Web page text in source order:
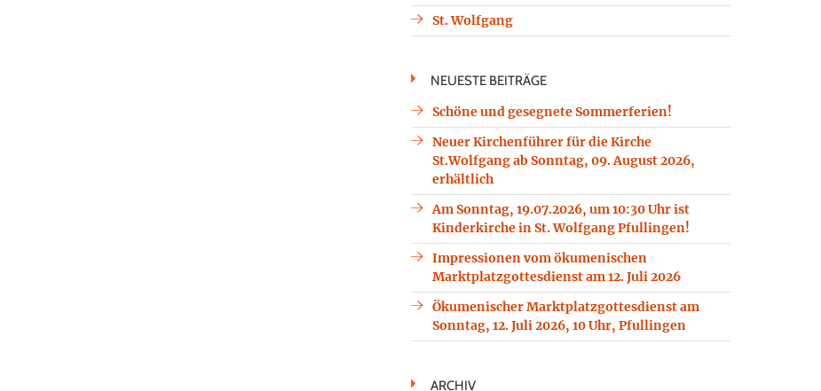
St. Wolfgang
NEUESTE BEITRÄGE
Schöne und gesegnete Sommerferien!
Neuer Kirchenführer für die Kirche
St.Wolfgang ab Sonntag, 09. August 2026,
erhältlich
Am Sonntag, 19.07.2026, um 10:30 Uhr ist
Kinderkirche in St. Wolfgang Pfullingen!
Impressionen vom ökumenischen
Marktplatzgottesdienst am 12. Juli 2026
Ökumenischer Marktplatzgottesdienst am
Sonntag, 12. Juli 2026, 10 Uhr, Pfullingen
ARCHIV